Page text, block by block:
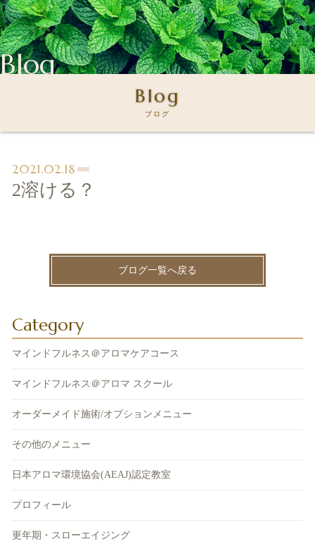
Blog
Blog
ブログ
2021.02.18
2溶ける？
ブログ一覧へ戻る
Category
マインドフルネス＠アロマケアコース
マインドフルネス＠アロマ スクール
オーダーメイド施術/オプションメニュー
その他のメニュー
日本アロマ環境協会(AEAJ)認定教室
プロフィール
更年期・スローエイジング